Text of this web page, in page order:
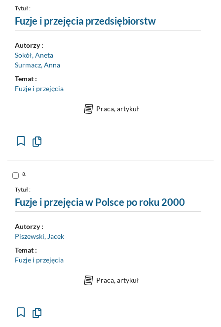
nr
7
Tytuł :
Fuzje i przejęcia przedsiębiorstw
Autorzy :
Sokół, Aneta
Surmacz, Anna
Temat :
Fuzje i przejęcia
Praca, artykuł
Kopiuj
Skocz
nr
8
8.
Tytuł :
Fuzje i przejęcia w Polsce po roku 2000
Autorzy :
Piszewski, Jacek
Temat :
Fuzje i przejęcia
Praca, artykuł
Kopiuj